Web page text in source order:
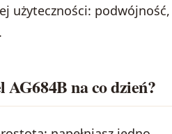
użyteczności: podwójność,
na co dzień?